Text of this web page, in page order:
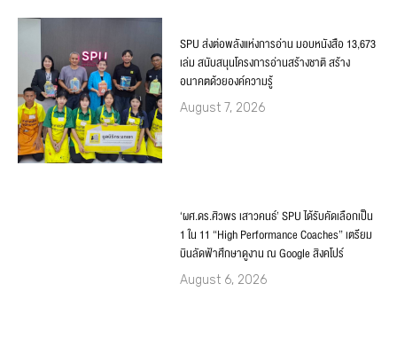
SPU ส่งต่อพลังแห่งการอ่าน มอบหนังสือ 13,673
เล่ม สนับสนุนโครงการอ่านสร้างชาติ สร้าง
อนาคตด้วยองค์ความรู้
August 7, 2026
‘ผศ.ดร.ศิวพร เสาวคนธ์’ SPU ได้รับคัดเลือกเป็น
1 ใน 11 “High Performance Coaches” เตรียม
บินลัดฟ้าศึกษาดูงาน ณ Google สิงคโปร์
August 6, 2026